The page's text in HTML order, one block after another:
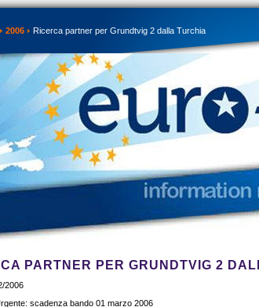
2006 Ricerca partner per Grundtvig 2 dalla Turchia
PARTNER PER GRUNDTVIG 2
2006
scadenza bando 01 marzo 2006